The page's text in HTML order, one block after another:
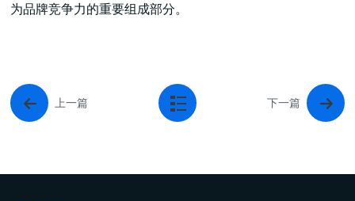
为品牌竞争力的重要组成部分。
上一篇 下一篇